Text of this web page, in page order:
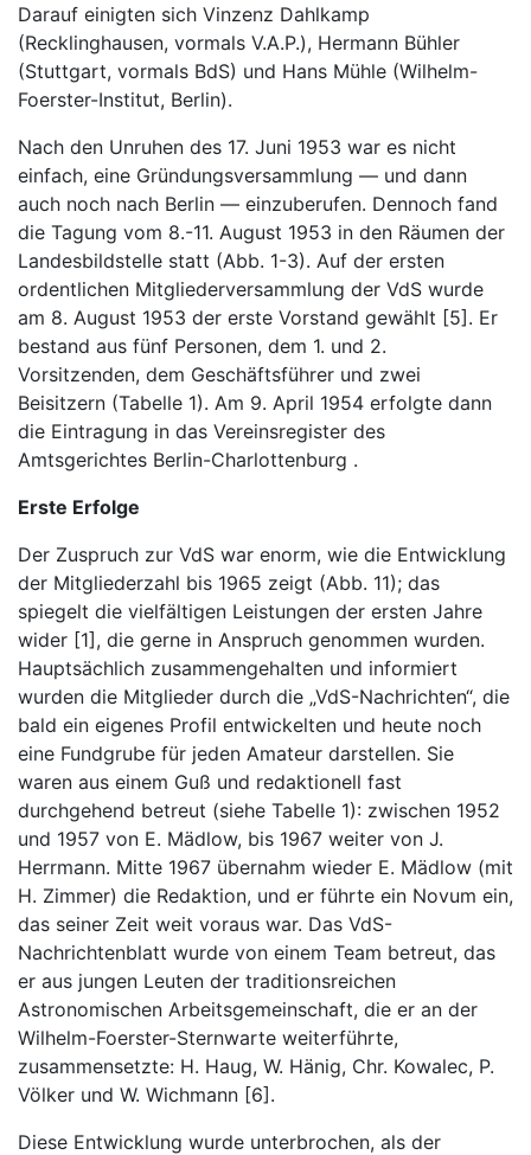
Darauf einigten sich Vinzenz Dahlkamp
(Recklinghausen, vormals V.A.P.), Hermann Bühler
(Stuttgart, vormals BdS) und Hans Mühle (Wilhelm-
Foerster-Institut, Berlin).
Nach den Unruhen des 17. Juni 1953 war es nicht
einfach, eine Gründungsversammlung — und dann
auch noch nach Berlin — einzuberufen. Dennoch fand
die Tagung vom 8.-11. August 1953 in den Räumen der
Landesbildstelle statt (Abb. 1-3). Auf der ersten
ordentlichen Mitgliederversammlung der VdS wurde
am 8. August 1953 der erste Vorstand gewählt [5]. Er
bestand aus fünf Personen, dem 1. und 2.
Vorsitzenden, dem Geschäftsführer und zwei
Beisitzern (Tabelle 1). Am 9. April 1954 erfolgte dann
die Eintragung in das Vereinsregister des
Amtsgerichtes Berlin-Charlottenburg .
Erste Erfolge
Der Zuspruch zur VdS war enorm, wie die Entwicklung
der Mitgliederzahl bis 1965 zeigt (Abb. 11); das
spiegelt die vielfältigen Leistungen der ersten Jahre
wider [1], die gerne in Anspruch genommen wurden.
Hauptsächlich zusammengehalten und informiert
wurden die Mitglieder durch die „VdS-Nachrichten“, die
bald ein eigenes Profil entwickelten und heute noch
eine Fundgrube für jeden Amateur darstellen. Sie
waren aus einem Guß und redaktionell fast
durchgehend betreut (siehe Tabelle 1): zwischen 1952
und 1957 von E. Mädlow, bis 1967 weiter von J.
Herrmann. Mitte 1967 übernahm wieder E. Mädlow (mit
H. Zimmer) die Redaktion, und er führte ein Novum ein,
das seiner Zeit weit voraus war. Das VdS-
Nachrichtenblatt wurde von einem Team betreut, das
er aus jungen Leuten der traditionsreichen
Astronomischen Arbeitsgemeinschaft, die er an der
Wilhelm-Foerster-Sternwarte weiterführte,
zusammensetzte: H. Haug, W. Hänig, Chr. Kowalec, P.
Völker und W. Wichmann [6].
Diese Entwicklung wurde unterbrochen, als der